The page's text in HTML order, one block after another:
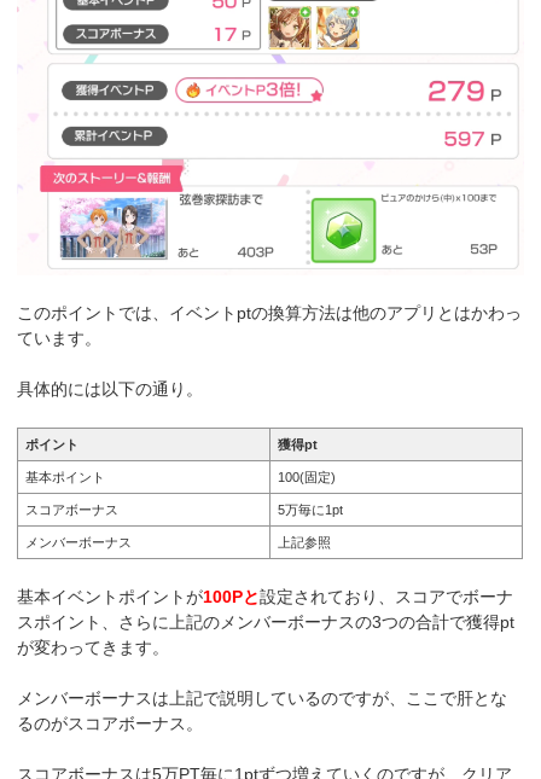
このポイントでは、イベントptの換算方法は他のアプリとはかわっ
ています。
具体的には以下の通り。
ポイント 獲得pt
基本ポイント 100(固定)
スコアボーナス 5万毎に1pt
メンバーボーナス 上記参照
基本イベントポイントが100Pと設定されており、スコアでボーナ
スポイント、さらに上記のメンバーボーナスの3つの合計で獲得pt
が変わってきます。
メンバーボーナスは上記で説明しているのですが、ここで肝とな
るのがスコアボーナス。
スコアボーナスは5万PT毎に1ptずつ増えていくのですが、クリア